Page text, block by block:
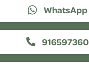
WhatsApp
916597360